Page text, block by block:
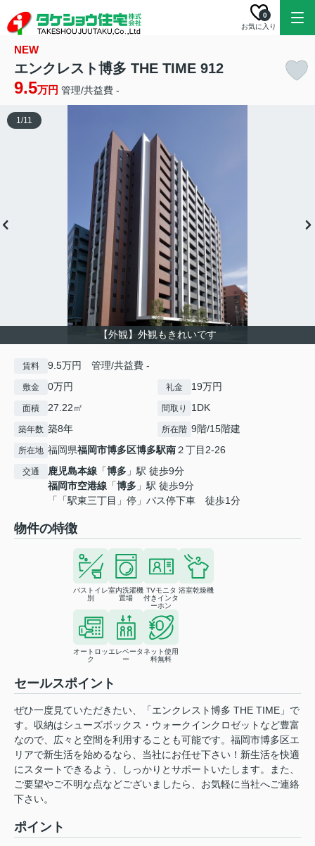
お気に入り
0
NEW
エンクレスト博多 THE TIME 912
9.5万円 管理/共益費 -
【外観】外観もきれいです
1/11
賃料 9.5万円 管理/共益費 -
敷金 0万円 礼金 19万円
面積 27.22㎡ 間取り 1DK
築年数 築8年 所在階 9階/15階建
所在地 福岡県福岡市博多区博多駅南２丁目2-26
交通 鹿児島本線 「博多 」駅 徒歩9分
福岡市空港線 「博多 」駅 徒歩9分
「「駅東三丁目」停」バス停下車 徒歩1分
物件の特徴
バストイレ
別
室内洗濯機
置場
TVモニタ
付きインタ
ーホン
浴室乾燥機
オートロッ
ク
エレベータ
ー
ネット使用
料無料
セールスポイント
ぜひ一度見ていただきたい、「エンクレスト博多 THE TIME」で
す。収納はシューズボックス・ウォークインクロゼットなど豊富
なので、広々と空間を利用することも可能です。福岡市博多区エ
リアで新生活を始めるなら、当社にお任せ下さい！新生活を快適
にスタートできるよう、しっかりとサポートいたします。また、
ご要望やご不明な点などございましたら、お気軽に当社へご連絡
下さい。
ポイント